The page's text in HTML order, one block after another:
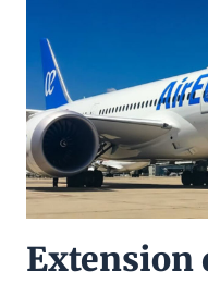
Extension